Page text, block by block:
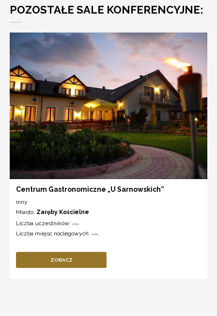
POZOSTAŁE SALE KONFERENCYJNE:
Centrum Gastronomiczne „U Sarnowskich”
inny
Miasto: Zaręby Kościelne
Liczba uczestników: ---
Liczba miejsc noclegowych: ---
ZOBACZ